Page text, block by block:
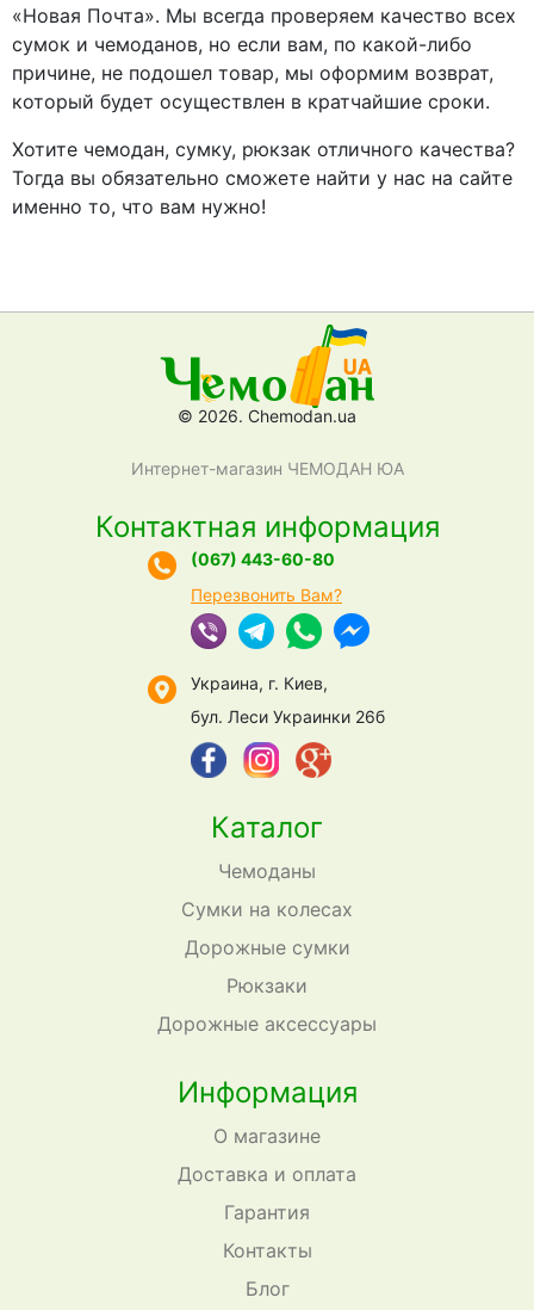
«Новая Почта». Мы всегда проверяем качество всех
сумок и чемоданов, но если вам, по какой-либо
причине, не подошел товар, мы оформим возврат,
который будет осуществлен в кратчайшие сроки.
Хотите чемодан, сумку, рюкзак отличного качества?
Тогда вы обязательно сможете найти у нас на сайте
именно то, что вам нужно!
© 2026. Chemodan.ua
Интернет-магазин ЧЕМОДАН ЮА
Каталог
Чемоданы
Сумки на колесах
Дорожные сумки
Рюкзаки
Дорожные аксессуары
Информация
О магазине
Доставка и оплата
Гарантия
Контакты
Блог
Контактная информация
(067) 443-60-80
Перезвонить Вам?
Украина, г. Киев,
бул. Леси Украинки 26б